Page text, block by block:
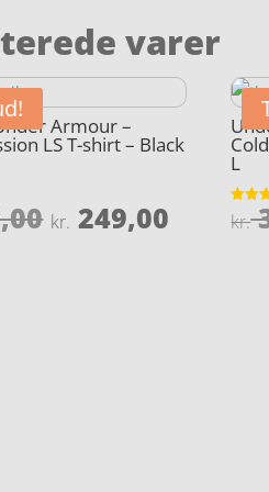
varer
Armour –
LS T-shirt – Black
Den
kr. 249,00
L
4.2
kr.